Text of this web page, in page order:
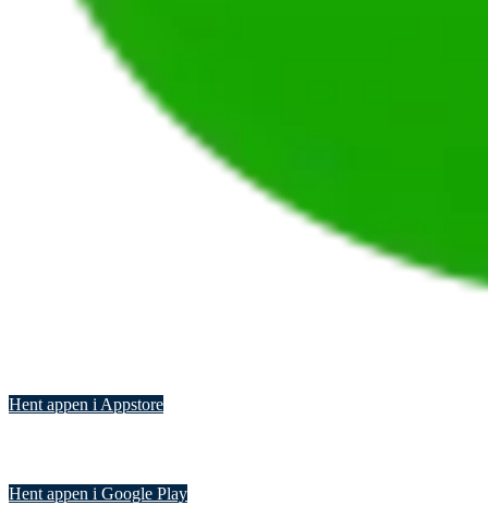
Hent appen i Appstore
Hent appen i Google Play